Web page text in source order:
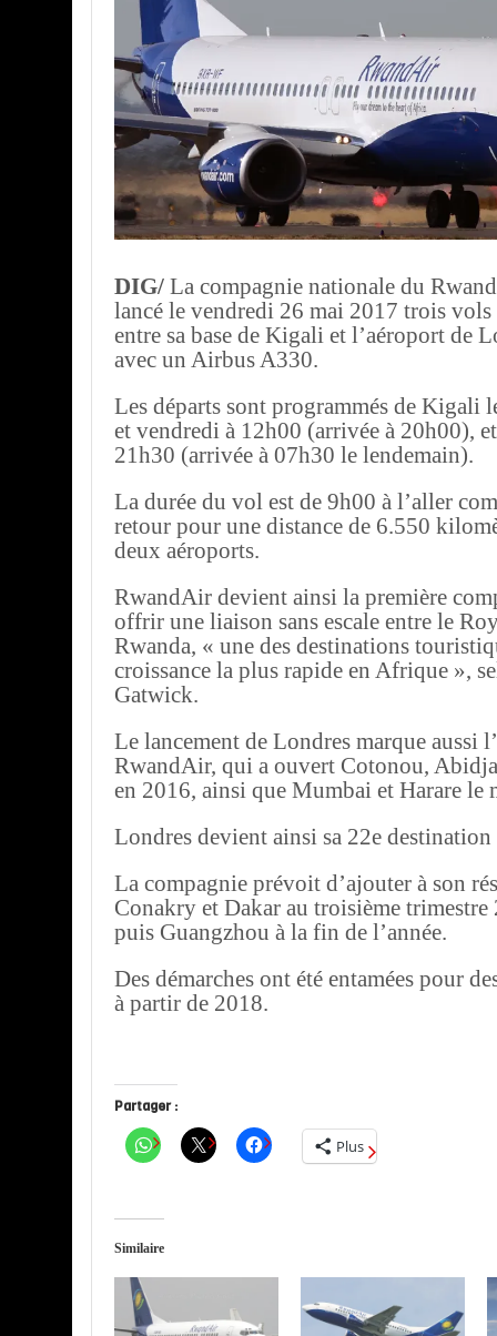
DIG/ La compagnie nationale du
lancé le vendredi 26 mai 2017 trois vols
entre sa base de Kigali et l’aéroport de
avec un Airbus A330.
Les départs sont programmés de Kigali
et vendredi à 12h00 (arrivée à 20h00),
21h30 (arrivée à 07h30 le lendemain).
La durée du vol est de 9h00 à l’aller
retour pour une distance de 6.550
deux aéroports.
RwandAir devient ainsi la première
offrir une liaison sans escale entre le
Rwanda, « une des destinations
croissance la plus rapide en Afrique »,
Gatwick.
Le lancement de Londres marque aussi
RwandAir, qui a ouvert Cotonou,
en 2016, ainsi que Mumbai et Harare le
Londres devient ainsi sa 22e
La compagnie prévoit d’ajouter à son
Conakry et Dakar au troisième trimestre
puis Guangzhou à la fin de l’année.
Des démarches ont été entamées pour
à partir de 2018.
Partager :
Plus
Similaire